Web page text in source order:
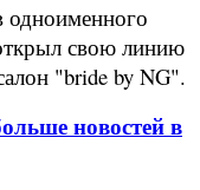
одноименного
свою линию
"bride by NG".
новостей в